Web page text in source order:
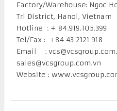
Factory/Warehouse: Ngoc
Tri District, Hanoi, Vietnam
Hotline : + 84.919.105.399
Tel/Fax : +84 43 2121 918
Email :
sales@vcsgroup.com.vn
Website :